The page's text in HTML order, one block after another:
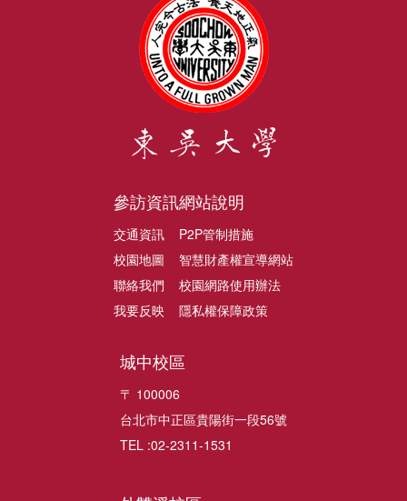
參訪資訊
交通資訊
校園地圖
聯絡我們
我要反映
網站說明
P2P管制措施
智慧財產權宣導網站
校園網路使用辦法
隱私權保障政策
城中校區
〒 100006
台北市中正區貴陽街一段56號
TEL :02-2311-1531